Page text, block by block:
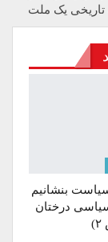
یک ملت
بنشانیم
درختان